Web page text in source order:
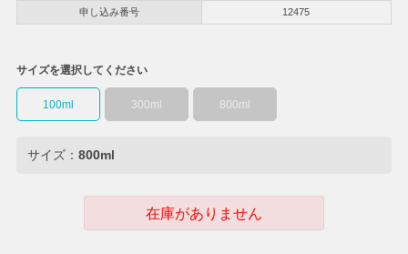
申し込み番号 12475
サイズを選択してください
100ml 300ml 800ml
サイズ： 800ml
在庫がありません